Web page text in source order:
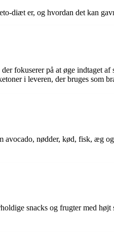
diæt er, og hvordan det kan
fokuserer på at øge indtaget
i leveren, der bruges som
avocado, nødder, kød, fisk, æg
snacks og frugter med